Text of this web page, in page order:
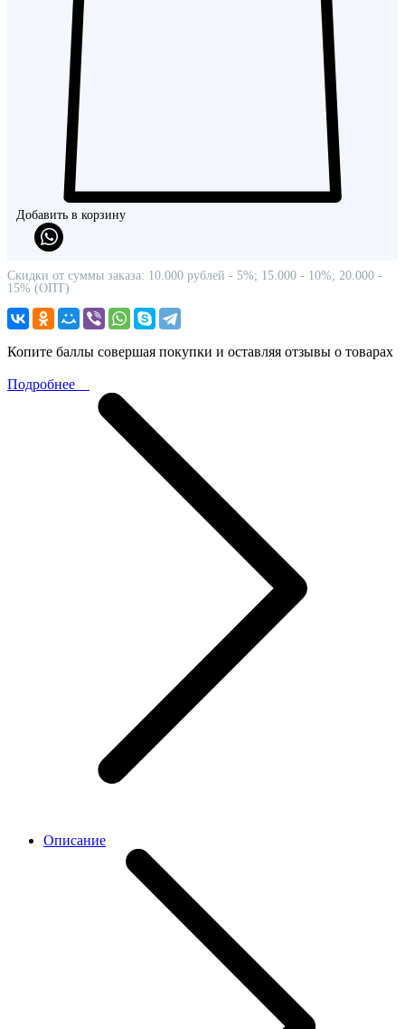
Добавить в корзину
Скидки от суммы заказа: 10.000 рублей - 5%; 15.000 - 10%; 20.000 -
15% (ОПТ)
Копите баллы совершая покупки и оставляя отзывы о товарах
Подробнее
Описание